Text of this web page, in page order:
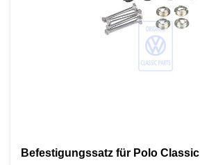
Befestigungssatz für Polo Classic